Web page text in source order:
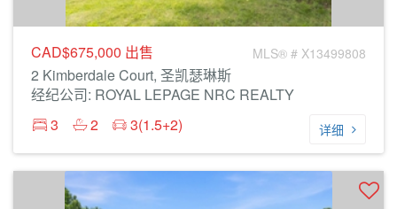
CAD$675,000 出售 MLS® # X13499808
2 Kimberdale Court, 圣凯瑟琳斯
经纪公司: ROYAL LEPAGE NRC REALTY
3
2 3(1.5+2) 详细